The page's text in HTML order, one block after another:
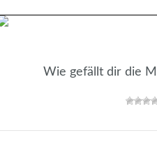
Wie gefällt dir die